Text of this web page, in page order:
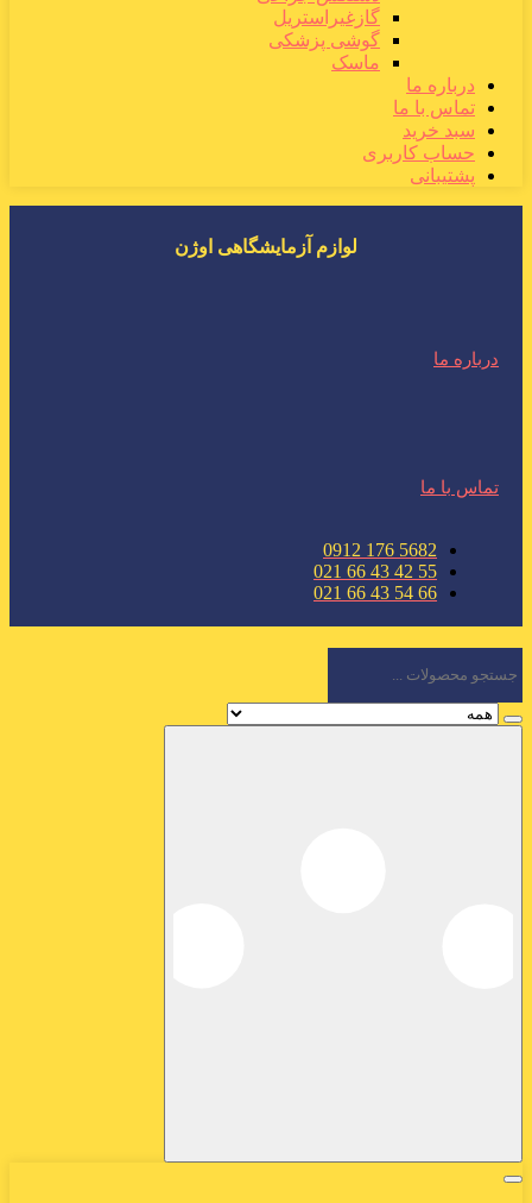
گازغیراستریل
گوشی پزشکی
ماسک
درباره ما
تماس با ما
سبد خرید
حساب کاربری
پشتیبانی
لوازم آزمایشگاهی اوژن
درباره ما
تماس با ما
5682 176 0912
55 42 43 66 021
66 54 43 66 021